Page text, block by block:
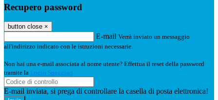
Recupero password
button close ×
E-mail Verrà inviato un messaggio
all'indirizzo indicato con le istruzioni necessarie.
Non hai una e-mail associata al nome utente? Effettua il reset della password
tramite la Login Spaggiari
E-mail inviata, si prega di controllare la casella di posta elettronica!